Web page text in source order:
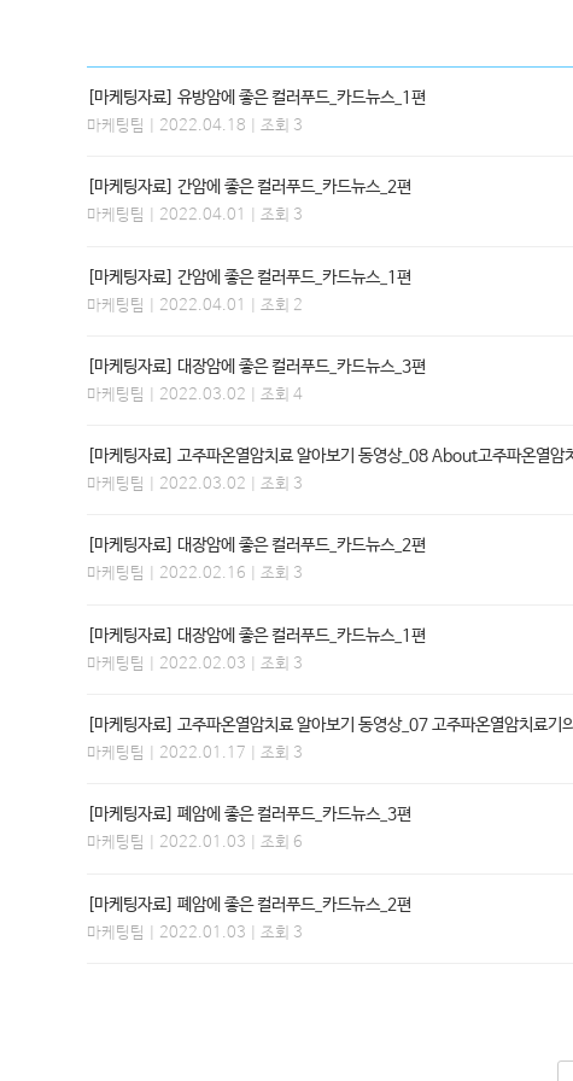
[마케팅자료] 유방암에 좋은 컬러푸드_카드뉴스_1편
마케팅팀 | 2022.04.18 | 조회 3
[마케팅자료] 간암에 좋은 컬러푸드_카드뉴스_2편
마케팅팀 | 2022.04.01 | 조회 3
[마케팅자료] 간암에 좋은 컬러푸드_카드뉴스_1편
마케팅팀 | 2022.04.01 | 조회 2
[마케팅자료] 대장암에 좋은 컬러푸드_카드뉴스_3편
마케팅팀 | 2022.03.02 | 조회 4
[마케팅자료] 고주파온열암치료 알아보기 동영상_08 About고주파온열
마케팅팀 | 2022.03.02 | 조회 3
[마케팅자료] 대장암에 좋은 컬러푸드_카드뉴스_2편
마케팅팀 | 2022.02.16 | 조회 3
[마케팅자료] 대장암에 좋은 컬러푸드_카드뉴스_1편
마케팅팀 | 2022.02.03 | 조회 3
[마케팅자료] 고주파온열암치료 알아보기 동영상_07 고주파온열암치료기
마케팅팀 | 2022.01.17 | 조회 3
[마케팅자료] 폐암에 좋은 컬러푸드_카드뉴스_3편
마케팅팀 | 2022.01.03 | 조회 6
[마케팅자료] 폐암에 좋은 컬러푸드_카드뉴스_2편
마케팅팀 | 2022.01.03 | 조회 3